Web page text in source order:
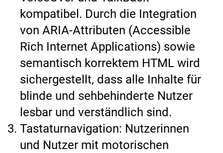
kompatibel. Durch die Integration
von ARIA-Attributen (Accessible
Rich Internet Applications) sowie
semantisch korrektem HTML wird
sichergestellt, dass alle Inhalte für
blinde und sehbehinderte Nutzer
lesbar und verständlich sind.
Tastaturnavigation: Nutzerinnen
und Nutzer mit motorischen